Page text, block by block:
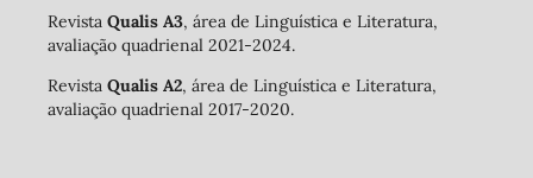
Revista Qualis A3, área de Linguística e Literatura,
avaliação quadrienal 2021-2024.
Revista Qualis A2, área de Linguística e Literatura,
avaliação quadrienal 2017-2020.